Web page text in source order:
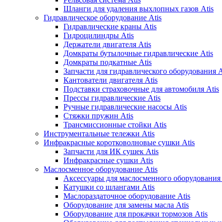
Шланги для удаления выхлопных газов Atis
Гидравлическое оборудование Atis
Гидравлические краны Atis
Гидроцилиндры Atis
Держатели двигателя Atis
Домкраты бутылочные гидравлические Atis
Домкраты подкатные Atis
Запчасти для гидравлического оборудования
Кантователи двигателя Atis
Подставки страховочные для автомобиля Atis
Прессы гидравлические Atis
Ручные гидравлические насосы Atis
Стяжки пружин Atis
Трансмиссионные стойки Atis
Инструментальные тележки Atis
Инфракрасные коротковолновые сушки Atis
Запчасти для ИК сушек Atis
Инфракрасные сушки Atis
Маслосменное оборудование Atis
Аксессуары для маслосменного
Катушки со шлангами Atis
Маслораздаточное оборудование Atis
Оборудование для замены масла Atis
Оборудование для прокачки тормозов Atis